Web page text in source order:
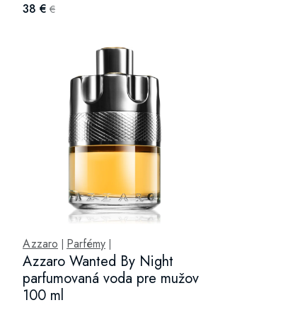
38 € €
Azzaro Parfémy|
Azzaro Wanted By Night
parfumovaná voda pre mužov
100 ml